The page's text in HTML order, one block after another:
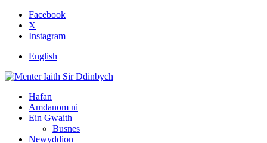
Facebook
X
Instagram
English
Hafan
Amdanom ni
Ein Gwaith
Busnes
Newyddion